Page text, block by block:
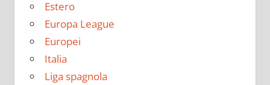
Estero
Europa League
Europei
Italia
Liga spagnola